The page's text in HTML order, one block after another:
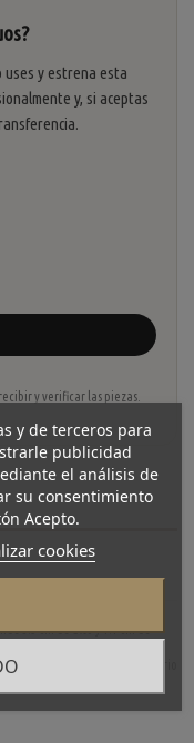
uses y estrena esta
y, si aceptas
y verificar las piezas.
3.5 cm de alto y 1.7 cm de
quienes buscan un accesorio
y de terceros para
publicidad
el análisis de
su consentimiento
Acepto.
cookies